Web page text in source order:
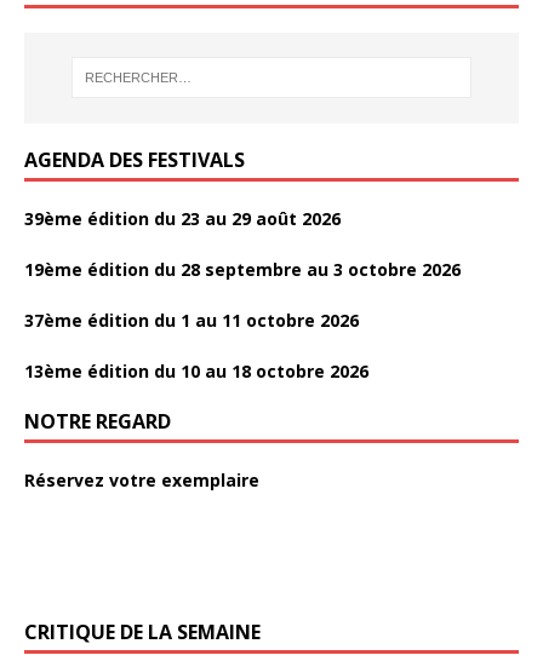
b
t
r
e
AGENDA DES FESTIVALS
39ème édition du 23 au 29 août 2026
19ème édition du 28 septembre au 3 octobre 2026
37ème édition du 1 au 11 octobre 2026
13ème édition du 10 au 18 octobre 2026
NOTRE REGARD
Réservez votre exemplaire
CRITIQUE DE LA SEMAINE